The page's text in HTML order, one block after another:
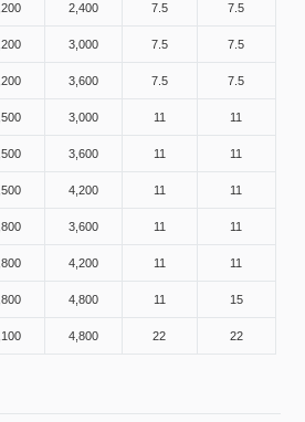
2,400 7.5 7.5
3,000 7.5 7.5
3,600 7.5 7.5
3,000 11 11
3,600 11 11
4,200 11 11
3,600 11 11
4,200 11 11
4,800 11 15
4,800 22 22